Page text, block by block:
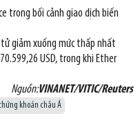
trong bối cảnh giao dịch biến
giảm xuống mức thấp nhất
USD, trong khi Ether
Nguồn:VINANET/VITIC/Reuters
khoán châu Á